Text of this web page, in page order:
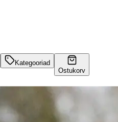
Kategooriad
Ostukorv